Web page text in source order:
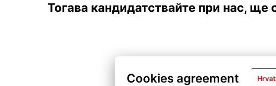
Cookies agreement
Тогава кандидатствайте при нас,